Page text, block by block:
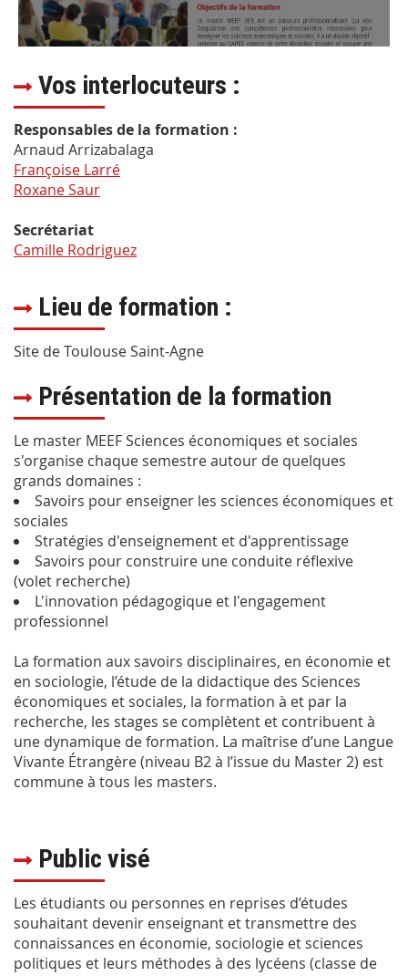
Vos interlocuteurs :
Responsables de la formation :
Arnaud Arrizabalaga
Françoise Larré
Roxane Saur
Secrétariat
Camille Rodriguez
Lieu de formation :
Site de Toulouse Saint-Agne
Présentation de la formation
Le master MEEF Sciences économiques et sociales
s'organise chaque semestre autour de quelques
grands domaines :
Savoirs pour enseigner les sciences économiques et
sociales
Stratégies d'enseignement et d'apprentissage
Savoirs pour construire une conduite réflexive
(volet recherche)
L'innovation pédagogique et l'engagement
professionnel
La formation aux savoirs disciplinaires, en économie et
en sociologie, l’étude de la didactique des Sciences
économiques et sociales, la formation à et par la
recherche, les stages se complètent et contribuent à
une dynamique de formation. La maîtrise d’une Langue
Vivante Étrangère (niveau B2 à l’issue du Master 2) est
commune à tous les masters.
Public visé
Les étudiants ou personnes en reprises d’études
souhaitant devenir enseignant et transmettre des
connaissances en économie, sociologie et sciences
politiques et leurs méthodes à des lycéens (classe de